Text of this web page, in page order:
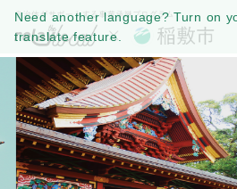
Need another language? Turn on
translate feature.